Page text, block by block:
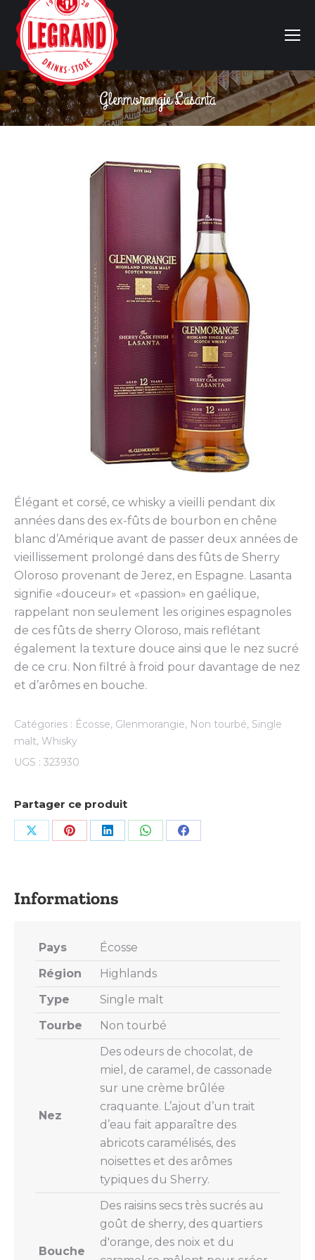
Glenmorangie Lasanta
Vous êtes ici :
Élégant et corsé, ce whisky a vieilli pendant dix
années dans des ex-fûts de bourbon en chêne
blanc d’Amérique avant de passer deux années de
vieillissement prolongé dans des fûts de Sherry
Oloroso provenant de Jerez, en Espagne. Lasanta
signifie «douceur» et «passion» en gaélique,
rappelant non seulement les origines espagnoles
de ces fûts de sherry Oloroso, mais reflétant
également la texture douce ainsi que le nez sucré
de ce cru. Non filtré à froid pour davantage de nez
et d’arômes en bouche.
Catégories : Écosse, Glenmorangie, Non tourbé, Single
malt, Whisky
UGS : 323930
Partager ce produit
Share Share Share Share Share
Pays
Écosse
Région
Highlands
Type
Single malt
Tourbe
Non tourbé
Nez
Des odeurs de chocolat, de
miel, de caramel, de cassonade
sur une crème brûlée
craquante. L’ajout d’un trait
d’eau fait apparaître des
abricots caramélisés, des
noisettes et des arômes
typiques du Sherry.
Bouche
Des raisins secs très sucrés au
goût de sherry, des quartiers
d'orange, des noix et du